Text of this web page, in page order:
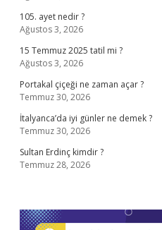
105. ayet nedir ?
Ağustos 3, 2026
15 Temmuz 2025 tatil mi ?
Ağustos 3, 2026
Portakal çiçeği ne zaman açar ?
Temmuz 30, 2026
İtalyanca’da iyi günler ne demek ?
Temmuz 30, 2026
Sultan Erdinç kimdir ?
Temmuz 28, 2026